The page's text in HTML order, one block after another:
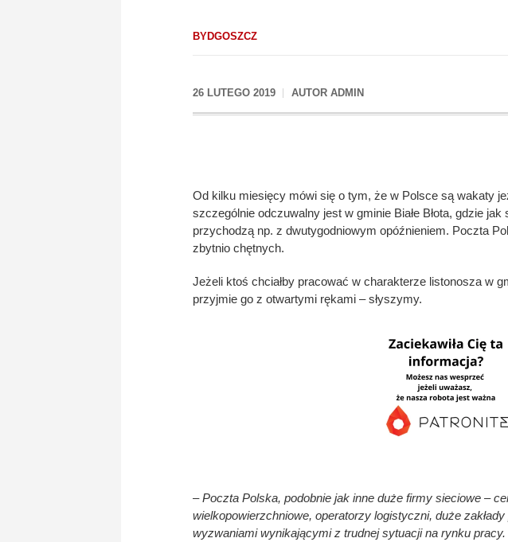
BYDGOSZCZ
26 LUTEGO 2019 AUTOR ADMIN
Od kilku miesięcy mówi się o tym, że w Polsce są wakaty
szczególnie odczuwalny jest w gminie Białe Błota, gdzie
przychodzą np. z dwutygodniowym opóźnieniem. Poczta
zbytnio chętnych.
Jeżeli ktoś chciałby pracować w charakterze listonosza w
przyjmie go z otwartymi rękami – słyszymy.
– Poczta Polska, podobnie jak inne duże firmy sieciowe –
wielkopowierzchniowe, operatorzy logistyczni, duże
wyzwaniami wynikającymi z trudnej sytuacji na rynku